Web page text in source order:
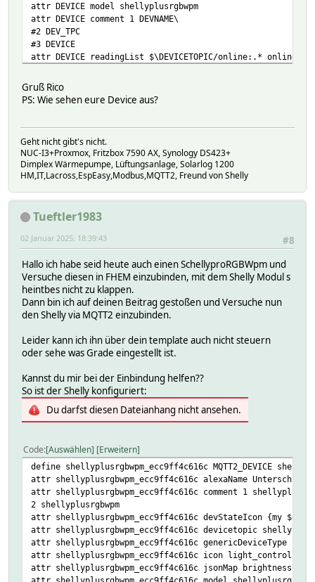
attr DEVICE model shellyplusrgbwpm
attr DEVICE comment 1 DEVNAME\
#2 DEV_TPC
#3 DEVICE
attr DEVICE readingList $\DEVICETOPIC/online:.* online\
$\DEVICETOPIC/status/mqtt:.* { json2nameValue($EVENT,
$\DEVICETOPIC/status/sys:.* { json2nameValue($EVENT,
$\DEVICETOPIC/status/input_0:.* {
fhem/rpc:.* {}
attr DEVICE setList\
on:noArg $\DEVICETOPIC/rpc
off:noArg $\DEVICETOPIC/rpc
white:colorpicker,BRI,0,5,255 $\DEVICETOPIC/rpc
pct:colorpicker,BRI,0,5,100 $\DEVICETOPIC/rpc
transition_duration:colorpicker,BRI,1,1,10
toggle_after:colorpicker,BRI,1,1,10 $DEVICETOPIC/rpc
rot:noArg $\DEVICETOPIC/rpc
status:noArg $\DEVICETOPIC/rpc
rgb:colorpicker,RGB {$EVTPART1=~/(..)(..)(..)/;my
deletereading -q DEVICE status_.*
attr DEVICE comment 1 DEVNAME\
2 DEV_TPC
attr DEVICE devStateIcon {my $onl =
attr DEVICE userReadings ip {
attr DEVICE webCmd on:off:rgb:pct:white
attr DEVICE jsonMap brightness:pct
set DEVICE attrTemplate speechcontrol_type_light
setreading DEVICE attrTemplateVersion 20240915
Gruß Rico
PS: Wie sehen eure Device aus?
Geht nicht gibt's nicht.
NUC-I3+Proxmox, Fritzbox 7590 AX, Synology DS423+
Dimplex Wärmepumpe, Lüftungsanlage, Solarlog 1200
HM,IT,Lacross,EspEasy,Modbus,MQTT2, Freund von Shelly
Tueftler1983
#8
02 Januar 2025, 18:39:43
Hallo ich habe seid heute auch einen SchellyproRGBWpm und
Versuche diesen in FHEM einzubinden, mit dem Shelly Modul s
heintbes nicht zu klappen.
Dann bin ich auf deinen Beitrag gestoßen und Versuche nun
den Shelly via MQTT2 einzubinden.
Leider kann ich ihn über dein template auch nicht steuern
oder sehe was Grade eingestellt ist.
Kannst du mir bei der Einbindung helfen??
So ist der Shelly konfiguriert:
Du darfst diesen Dateianhang nicht ansehen.
Code Auswählen Erweitern
define shellyplusrgbwpm_ecc9ff4c616c MQTT2_DEVICE
attr shellyplusrgbwpm_ecc9ff4c616c alexaName Unterschrank
attr shellyplusrgbwpm_ecc9ff4c616c comment 1
2 shellyplusrgbwpm
attr shellyplusrgbwpm_ecc9ff4c616c devStateIcon {my
attr shellyplusrgbwpm_ecc9ff4c616c devicetopic
attr shellyplusrgbwpm_ecc9ff4c616c genericDeviceType
attr shellyplusrgbwpm_ecc9ff4c616c icon light_control
attr shellyplusrgbwpm_ecc9ff4c616c jsonMap brightness:pct